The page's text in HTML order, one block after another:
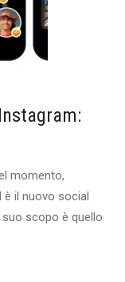
momento,
è il nuovo social
scopo è quello